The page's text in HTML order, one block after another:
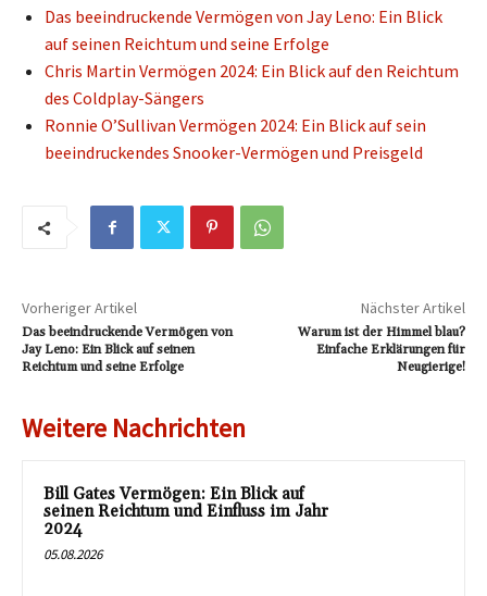
Das beeindruckende Vermögen von Jay Leno: Ein Blick
auf seinen Reichtum und seine Erfolge
Chris Martin Vermögen 2024: Ein Blick auf den Reichtum
des Coldplay-Sängers
Ronnie O’Sullivan Vermögen 2024: Ein Blick auf sein
beeindruckendes Snooker-Vermögen und Preisgeld
Vorheriger Artikel
Das beeindruckende Vermögen von
Jay Leno: Ein Blick auf seinen
Reichtum und seine Erfolge
Nächster Artikel
Warum ist der Himmel blau?
Einfache Erklärungen für
Neugierige!
Weitere Nachrichten
Bill Gates Vermögen: Ein Blick auf
seinen Reichtum und Einfluss im Jahr
2024
05.08.2026